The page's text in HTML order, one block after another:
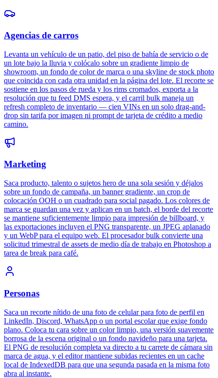
Agencias de carros
Levanta un vehículo de un patio, del piso de bahía de servicio o de
un lote bajo la lluvia y colócalo sobre un gradiente limpio de
showroom, un fondo de color de marca o una skyline de stock photo
que coincida con cada otra unidad en la página del lote. El recorte se
sostiene en los pasos de rueda y los rims cromados, exporta a la
resolución que tu feed DMS espera, y el carril bulk maneja un
refresh completo de inventario — cien VINs en un solo drag-and-
drop sin tarifa por imagen ni prompt de tarjeta de crédito a medio
camino.
Marketing
Saca producto, talento o sujetos hero de una sola sesión y déjalos
sobre un fondo de campaña, un banner gradiente, un crop de
colocación OOH o un cuadrado para social pagado. Los colores de
marca se guardan una vez y aplican en un batch, el borde del recorte
se mantiene suficientemente limpio para impresión de billboard, y
las exportaciones incluyen el PNG transparente, un JPEG aplanado
y un WebP para el equipo web. El procesador bulk convierte una
solicitud trimestral de assets de medio día de trabajo en Photoshop a
tarea de break para café.
Personas
Saca un recorte nítido de una foto de celular para foto de perfil en
LinkedIn, Discord, WhatsApp o un portal escolar que exige fondo
plano. Coloca tu cara sobre un color limpio, una versión suavemente
borrosa de la escena original o un fondo navideño para una tarjeta.
El PNG de resolución completa va directo a tu carrete de cámara sin
marca de agua, y el editor mantiene subidas recientes en un cache
local de IndexedDB para que una segunda pasada en la misma foto
abra al instante.